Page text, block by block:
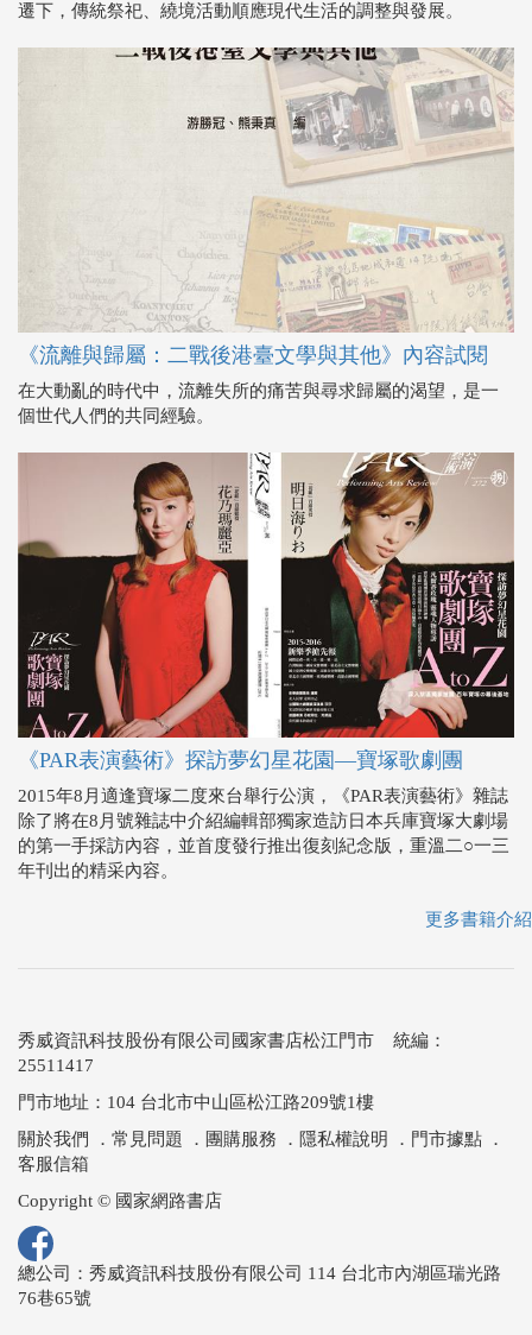
遷下，傳統祭祀、繞境活動順應現代生活的調整與發展。
《流離與歸屬：二戰後港臺文學與其他》內容試閱
在大動亂的時代中，流離失所的痛苦與尋求歸屬的渴望，是一
個世代人們的共同經驗。
《PAR表演藝術》探訪夢幻星花園—寶塚歌劇團
2015年8月適逢寶塚二度來台舉行公演，《PAR表演藝術》雜誌
除了將在8月號雜誌中介紹編輯部獨家造訪日本兵庫寶塚大劇場
的第一手採訪內容，並首度發行推出復刻紀念版，重溫二○一三
年刊出的精采內容。
更多書籍介紹
秀威資訊科技股份有限公司國家書店松江門市 統編：
25511417
門市地址：104 台北市中山區松江路209號1樓
關於我們
． 常見問題 ． 團購服務 ． 隱私權說明 ． 門市據點 ．
客服信箱
Copyright © 國家網路書店
總公司：秀威資訊科技股份有限公司 114 台北市內湖區瑞光路
76巷65號